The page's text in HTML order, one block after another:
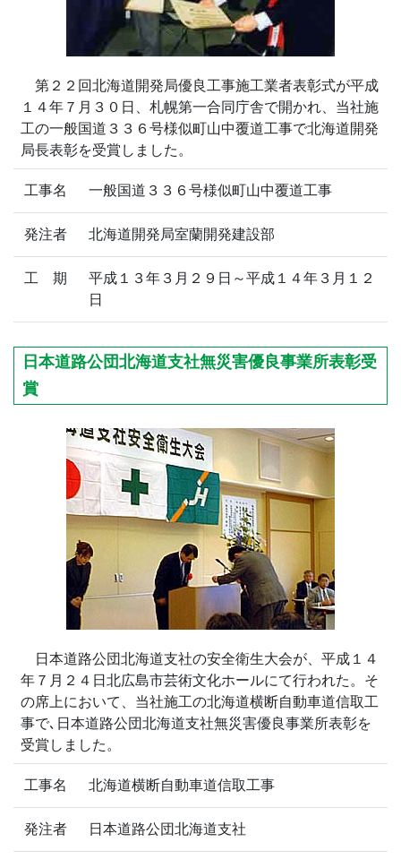
第２２回北海道開発局優良工事施工業者表彰式が平成
１４年７月３０日、札幌第一合同庁舎で開かれ、当社施
工の一般国道３３６号様似町山中覆道工事で北海道開発
局長表彰を受賞しました。
工事名 一般国道３３６号様似町山中覆道工事
発注者 北海道開発局室蘭開発建設部
工 期
平成１３年３月２９日～平成１４年３月１２
日
日本道路公団北海道支社無災害優良事業所表彰受
賞
日本道路公団北海道支社の安全衛生大会が、平成１４
年７月２４日北広島市芸術文化ホールにて行われた。そ
の席上において、当社施工の北海道横断自動車道信取工
事で､日本道路公団北海道支社無災害優良事業所表彰を
受賞しました。
工事名 北海道横断自動車道信取工事
発注者 日本道路公団北海道支社